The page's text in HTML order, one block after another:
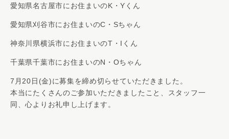
愛知県名古屋市にお住まいのK・Yくん
愛知県刈谷市にお住まいのC・Sちゃん
神奈川県横浜市にお住まいのT・Iくん
千葉県千葉市にお住まいのN・Oちゃん
7月20日(金)に募集を締め切らせていただきました。
本当にたくさんのご参加いただきましたこと、スタッフ一
同、心よりお礼申し上げます。